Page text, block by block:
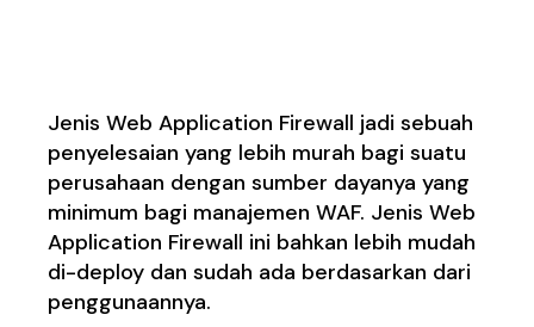
Jenis Web Application Firewall jadi sebuah
penyelesaian yang lebih murah bagi suatu
perusahaan dengan sumber dayanya yang
minimum bagi manajemen WAF. Jenis Web
Application Firewall ini bahkan lebih mudah
di-deploy dan sudah ada berdasarkan dari
penggunaannya.